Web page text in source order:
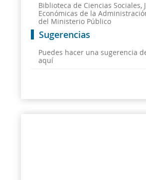
Biblioteca de Ciencias Sociales,
Económicas de la
del Ministerio Público
Sugerencias
Puedes hacer una sugerencia
aquí